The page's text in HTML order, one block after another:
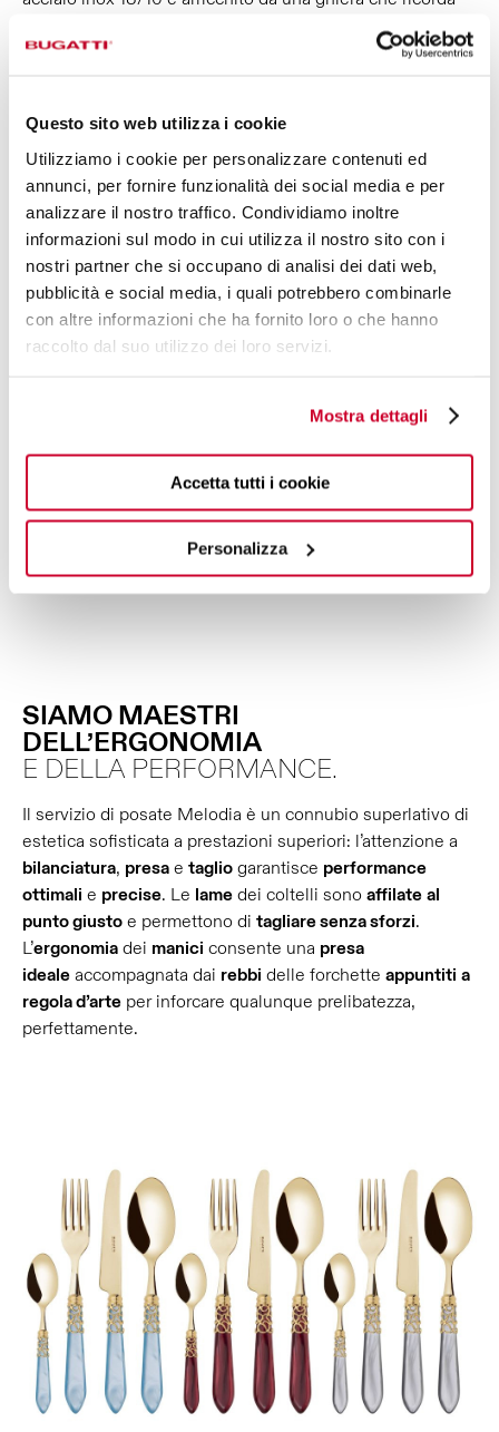
Questo sito web utilizza i cookie
Utilizziamo i cookie per personalizzare contenuti ed
annunci, per fornire funzionalità dei social media e per
analizzare il nostro traffico. Condividiamo inoltre
informazioni sul modo in cui utilizza il nostro sito con i
nostri partner che si occupano di analisi dei dati web,
pubblicità e social media, i quali potrebbero combinarle
con altre informazioni che ha fornito loro o che hanno
raccolto dal suo utilizzo dei loro servizi.
Mostra dettagli
Accetta tutti i cookie
Personalizza
l’intreccio dei suoni che formano una melodia; un
dettaglio disponibile in versione lucida, dorata e argento
ogni pezzo rendendolo unico e differente per venature e
densità di pagliuzze. Sono disponibili oltre 50 referenze,
per soddisfare ogni tua singola esigenza.
SIAMO MAESTRI
DELL’ERGONOMIA
E DELLA PERFORMANCE.
Il servizio di posate Melodia è un connubio superlativo di
estetica sofisticata a prestazioni superiori: l’attenzione a
bilanciatura, presa e taglio garantisce performance
ottimali e precise. Le lame dei coltelli sono affilate al
punto giusto e permettono di tagliare senza sforzi.
L’ergonomia dei manici consente una presa
ideale accompagnata dai rebbi delle forchette appuntiti a
regola d’arte per inforcare qualunque prelibatezza,
perfettamente.